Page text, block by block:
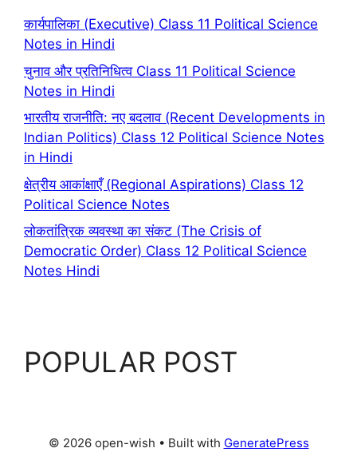
कार्यपालिका (Executive) Class 11 Political Science
Notes in Hindi
चुनाव और प्रतिनिधित्व Class 11 Political Science
Notes in Hindi
भारतीय राजनीति: नए बदलाव (Recent Developments in
Indian Politics) Class 12 Political Science Notes
in Hindi
क्षेत्रीय आकांक्षाएँ (Regional Aspirations) Class 12
Political Science Notes
लोकतांत्रिक व्यवस्था का संकट (The Crisis of
Democratic Order) Class 12 Political Science
Notes Hindi
POPULAR POST
© 2026 open-wish • Built with GeneratePress